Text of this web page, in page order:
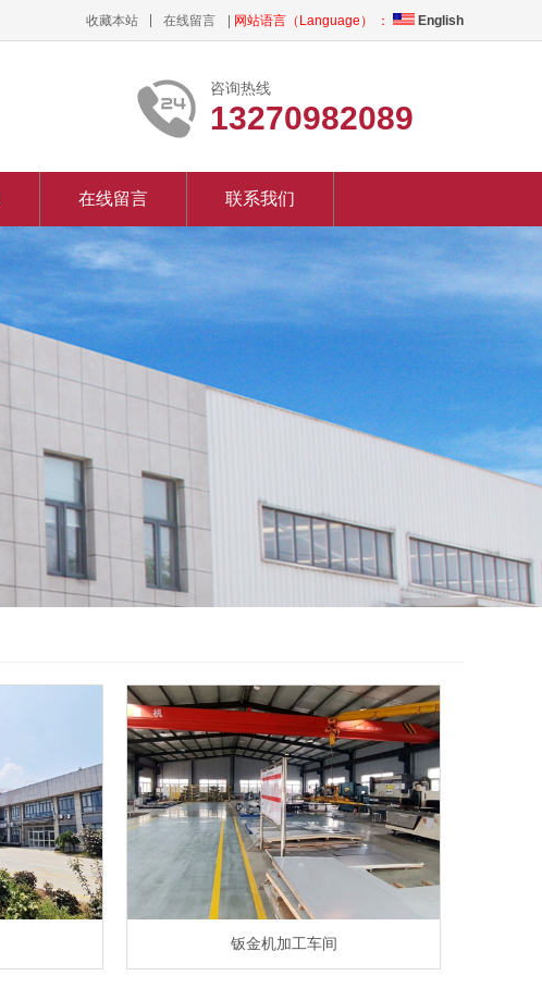
收藏本站 在线留言 网站语言（Language） ： English
咨询热线
13270982089
在线留言 联系我们
钣金机加工车间